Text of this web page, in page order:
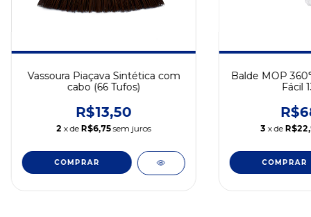
Vassoura Piaçava Sintética com
cabo (66 Tufos)
R$13,50
2 x de R$6,75 sem juros
Balde MOP
Fácil
3 x de